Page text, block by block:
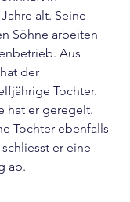
alt. Seine
Söhne arbeiten
Aus
der
Tochter.
hat er geregelt.
Tochter ebenfalls
er eine
ab.